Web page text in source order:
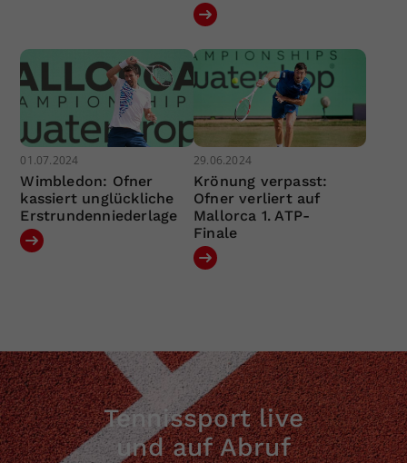
01.07.2024
Wimbledon: Ofner
kassiert unglückliche
Erstrundenniederlage
29.06.2024
Krönung verpasst:
Ofner verliert auf
Mallorca 1. ATP-
Finale
Tennissport live
und auf Abruf